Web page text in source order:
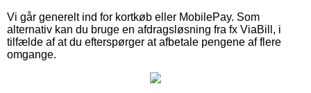
Vi går generelt ind for kortkøb eller MobilePay. Som
alternativ kan du bruge en afdragsløsning fra fx ViaBill, i
tilfælde af at du efterspørger at afbetale pengene af flere
omgange.